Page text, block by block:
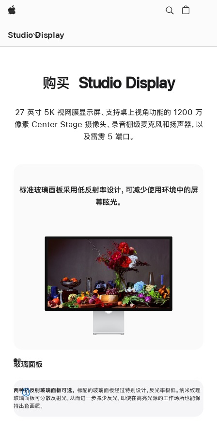
Apple
Studio Display
购买 Studio Display
27 英寸 5K 视网膜显示屏、支持桌上视角功能的 1200 万
像素 Center Stage 摄像头、录音棚级麦克风和扬声器，以
及雷雳 5 端口。
标准玻璃面板采用低反射率设计，可减少使用环境中的屏
幕眩光。
玻璃面板
两种抗反射玻璃面板可选。 标配的玻璃面板经过特别设计，反光率极低。纳米纹理
玻璃面板可分散反射光，从而进一步减少反光，即使在高亮光源的工作场所也能保
持出色画质。
展
开